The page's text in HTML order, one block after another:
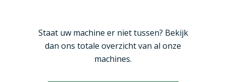
Staat uw machine er niet tussen? Bekijk
dan ons totale overzicht van al onze
machines.